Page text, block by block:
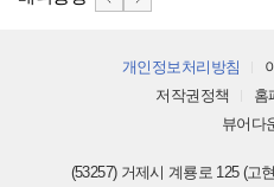
개인정보처리방침
저작권정책
홈
뷰어다
(53257) 거제시 계룡로 125 (고